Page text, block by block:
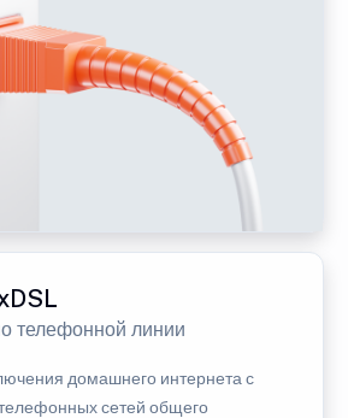
телефонной линии
домашнего интернета с
сетей общего